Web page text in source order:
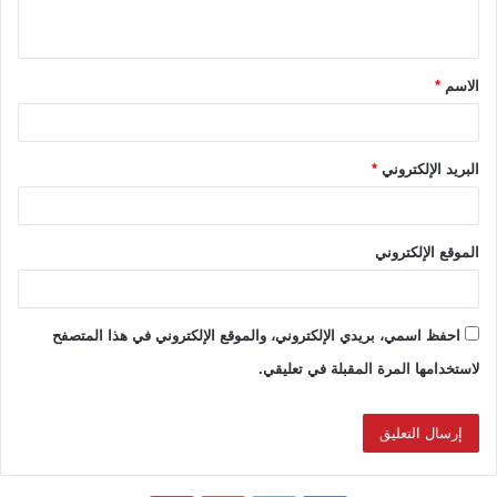
ق
*الاسم *
البريد الإلكتروني *
الموقع الإلكتروني
احفظ اسمي، بريدي الإلكتروني، والموقع الإلكتروني في هذا المتصفح
لاستخدامها المرة المقبلة في تعليقي.